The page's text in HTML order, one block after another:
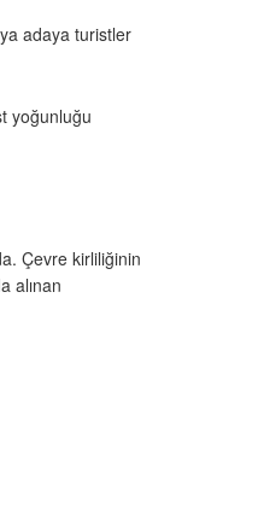
adaya turistler
yoğunluğu
Çevre kirliliğinin
alınan